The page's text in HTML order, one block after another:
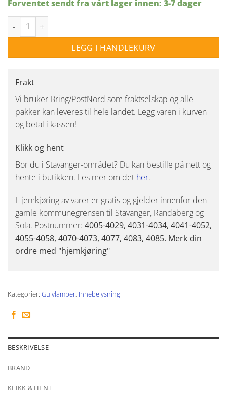
Forventet sendt fra vårt lager innen: 3-7 dager
Vince Gulvlampe GU10 - Sort antall
LEGG I HANDLEKURV
Frakt
Vi bruker Bring/PostNord som fraktselskap og alle
pakker kan leveres til hele landet. Legg varen i kurven
og betal i kassen!
Klikk og hent
Bor du i Stavanger-området? Du kan bestille på nett og
hente i butikken. Les mer om det her.
Hjemkjøring av varer er gratis og gjelder innenfor den
gamle kommunegrensen til Stavanger, Randaberg og
Sola. Postnummer: 4005-4029, 4031-4034, 4041-4052,
4055-4058, 4070-4073, 4077, 4083, 4085. Merk din
ordre med "hjemkjøring"
Kategorier: Gulvlamper, Innebelysning
BESKRIVELSE
BRAND
KLIKK & HENT